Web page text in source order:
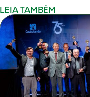
LEIA TAMBÉM